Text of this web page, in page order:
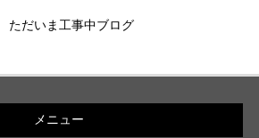
ただいま工事中ブログ
メニュー